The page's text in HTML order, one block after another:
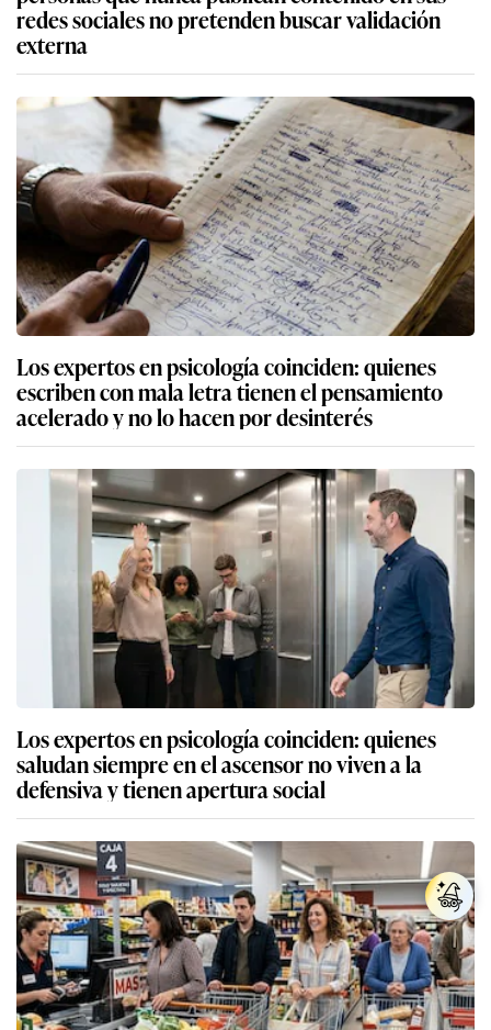
redes sociales no pretenden buscar validación
externa
Los expertos en psicología coinciden: quienes
escriben con mala letra tienen el pensamiento
acelerado y no lo hacen por desinterés
Los expertos en psicología coinciden: quienes
saludan siempre en el ascensor no viven a la
defensiva y tienen apertura social